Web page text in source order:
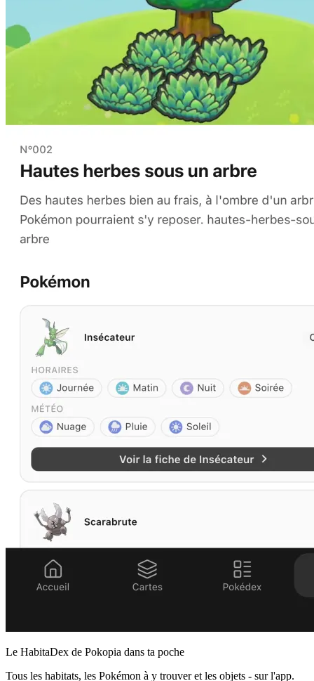
Le HabitaDex de Pokopia dans ta poche
Tous les habitats, les Pokémon à y trouver et les objets - sur l'app.